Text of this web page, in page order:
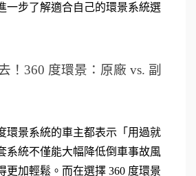
一步了解適合自己的環景系統選
！360 度環景：原廠 vs. 副
環景系統的車主都表示「用過就
系統不僅能大幅降低倒車事故風
更加輕鬆。而在選擇 360 度環景